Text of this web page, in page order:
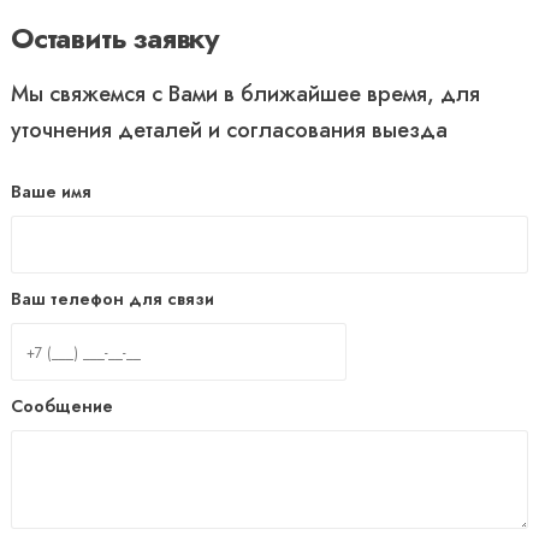
Оставить заявку
Мы свяжемся с Вами в ближайшее время, для
уточнения деталей и согласования выезда
Ваше имя
Ваш телефон для связи
Сообщение